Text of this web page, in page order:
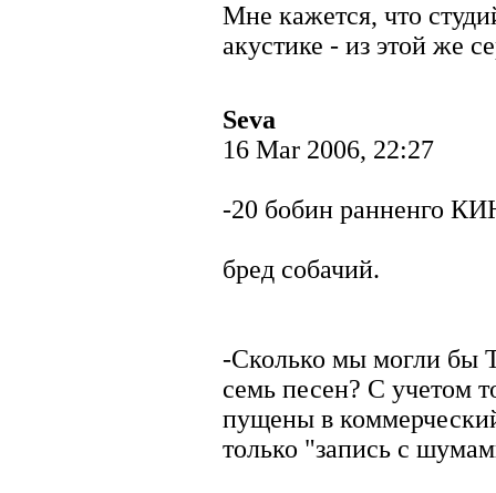
Мне кажется, что
акустике - из этой же
Seva
16 Mar 2006, 22:27
-20 бобин ранненго
бред собачий.
-Сколько мы могли бы
семь песен? С учетом
пущены в
только "запись с